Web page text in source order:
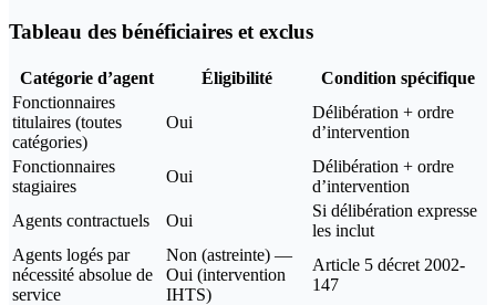
Tableau des bénéficiaires et exclus
Catégorie d’agent Éligibilité
Condition spécifique
Fonctionnaires
titulaires (toutes
catégories)
Oui
Délibération + ordre
d’intervention
Fonctionnaires
stagiaires
Oui
Délibération + ordre
d’intervention
Agents contractuels
Oui
Si délibération expresse
les inclut
Agents logés par
nécessité absolue de
service
Non (astreinte) —
Oui (intervention
IHTS)
Article 5 décret 2002-
147